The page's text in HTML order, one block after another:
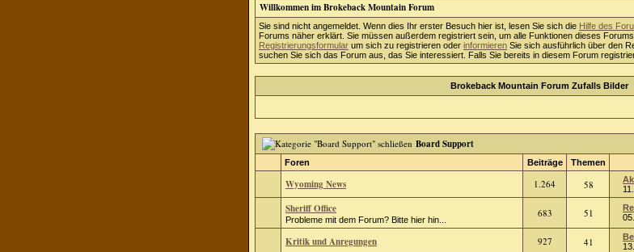
Willkommen im Brokeback Mountain Forum
Sie sind nicht angemeldet. Wenn dies Ihr erster Besuch hier ist, lesen Sie sich die Hilfe des
Forums näher erklärt. Sie müssen außerdem registriert sein, um alle Funktionen dieses
Registrierungsformular um sich zu registrieren oder informieren Sie sich ausführlich über den
suchen Sie sich das Forum aus, das Sie interessiert. Falls Sie bereits in diesem Forum
Brokeback Mountain Forum Zufalls Bilder
Board Support
Foren Beiträge Themen
Wyoming News 1.264 58
Sheriff Office
Probleme mit dem Forum? Bitte hier hin...
683 51
Kritik und Anregungen 927 41